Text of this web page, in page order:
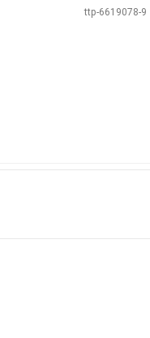
ttp-6619078-9